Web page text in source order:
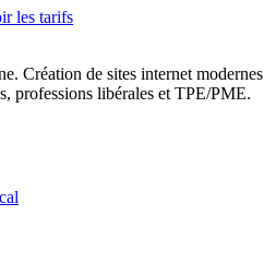
les tarifs
Création de sites internet modernes
professions libérales et TPE/PME.